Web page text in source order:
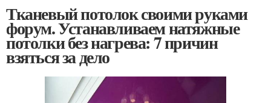
Тканевый потолок своими руками
форум. Устанавливаем натяжные
потолки без нагрева: 7 причин
взяться за дело